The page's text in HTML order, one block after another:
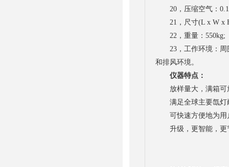
20，压缩空气：
21，尺寸(L x W x
22，重量：550kg;
23，工作环境：周围
和排风环境。
仪器特点：
放样量大，满箱可
满足全球主要氙灯
可快速方便地为用
升级，更智能，更